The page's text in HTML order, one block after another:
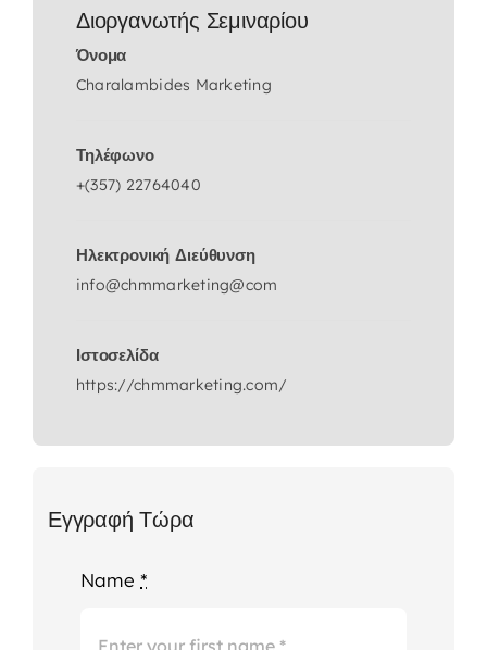
Διοργανωτής Σεμιναρίου
Όνομα
Charalambides Marketing
Τηλέφωνο
+(357) 22764040
Ηλεκτρονική Διεύθυνση
info@chmmarketing@com
Ιστοσελίδα
https://chmmarketing.com/
Εγγραφή Τώρα
Name*